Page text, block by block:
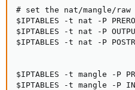
# set the nat/mangle/raw
$IPTABLES -t nat -P
$IPTABLES -t nat -P
$IPTABLES -t nat -P
$IPTABLES -t mangle -P
$IPTABLES -t mangle -P